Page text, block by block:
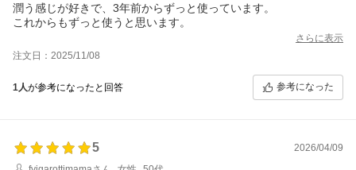
潤う感じが好きで、3年前からずっと使っています。
これからもずっと使うと思います。
さらに表示
注文日：2025/11/08
1人が参考になったと回答 参考になった
5
2026/04/09